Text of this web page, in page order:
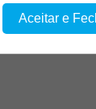
Aceitar e